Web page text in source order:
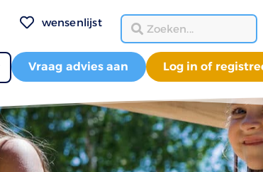
wensenlijst
Vraag advies aan Log in of